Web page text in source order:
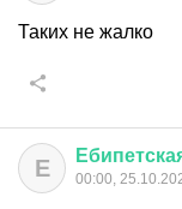
Таких не жалко
Е 00:00,